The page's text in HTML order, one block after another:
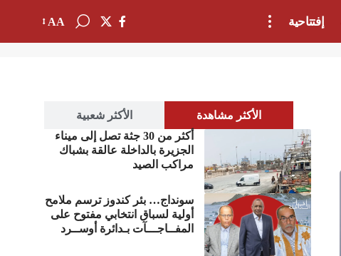
إفتتاحية AA
الأكثر مشاهدة
الأكثر شعبية
أكثر من 30 جثة تصل إلى ميناء
الجزيرة بالداخلة عالقة بشباك
مراكب الصيد
سونداج… بئر كندوز ترسم ملامح
أولية لسباق انتخابي مفتوح على
المفــاجـــآت بـدائرة أوســرد